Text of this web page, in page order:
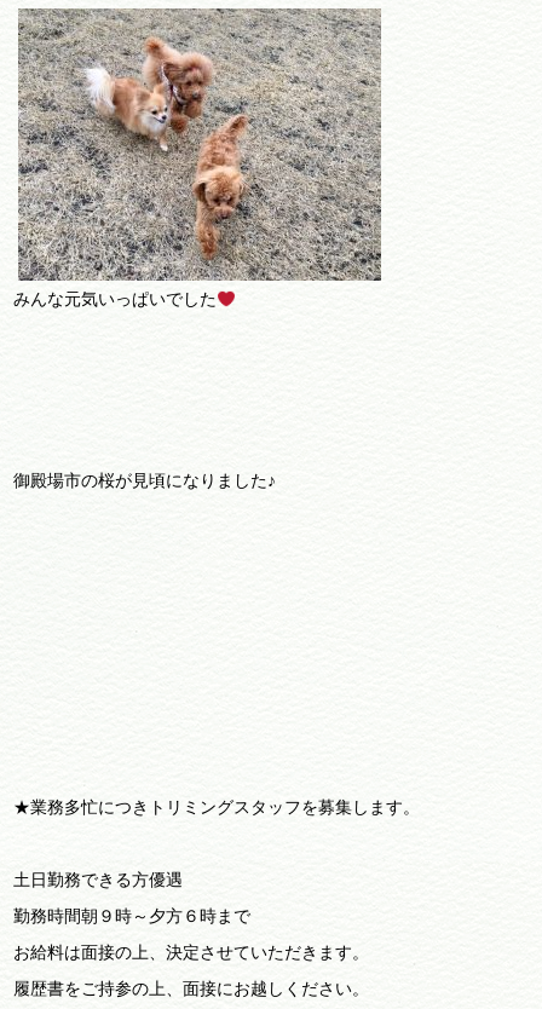
みんな元気いっぱいでした
御殿場市の桜が見頃になりました♪
★業務多忙につきトリミングスタッフを募集します。
土日勤務できる方優遇
勤務時間朝９時～夕方６時まで
お給料は面接の上、決定させていただきます。
履歴書をご持参の上、面接にお越しください。